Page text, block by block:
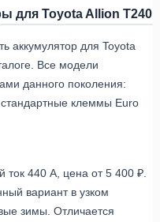
для Toyota Allion T240
аккумулятор для Toyota
Все модели
данного поколения:
клеммы Euro
ток 440 А, цена от 5 400 ₽.
вариант в узком
зимы. Отличается